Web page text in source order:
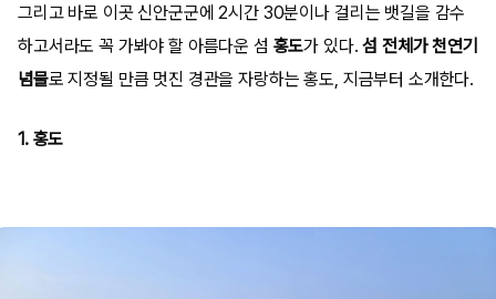
그리고 바로 이곳 신안군군에 2시간 30분이나 걸리는 뱃길을 감수
하고서라도 꼭 가봐야 할 아름다운 섬 홍도가 있다.섬 전체가 천연기
념물로 지정될 만큼 멋진 경관을 자랑하는 홍도, 지금부터 소개한다.
1. 홍도